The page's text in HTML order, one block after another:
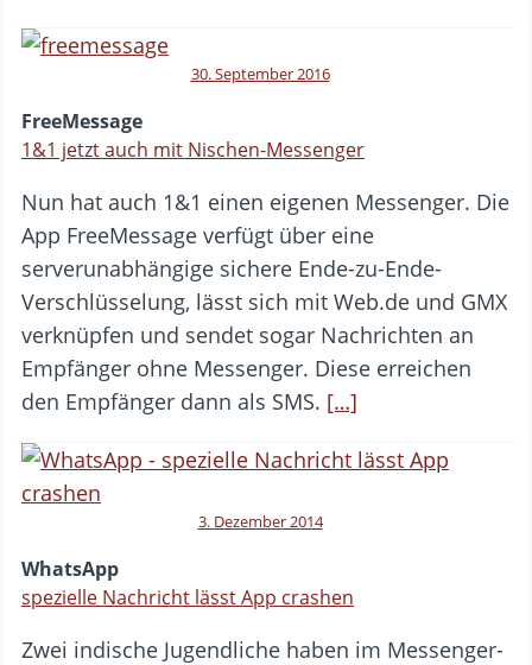
30. September 2016
FreeMessage
1&1 jetzt auch mit Nischen-Messenger
Nun hat auch 1&1 einen eigenen Messenger. Die
App FreeMessage verfügt über eine
serverunabhängige sichere Ende-zu-Ende-
Verschlüsselung, lässt sich mit Web.de und GMX
verknüpfen und sendet sogar Nachrichten an
Empfänger ohne Messenger. Diese erreichen
den Empfänger dann als SMS. […]
3. Dezember 2014
WhatsApp
spezielle Nachricht lässt App crashen
Zwei indische Jugendliche haben im Messenger-